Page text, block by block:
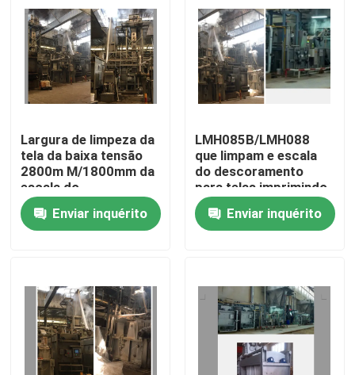
Sobre nós
Excursão da fábrica
Contacte-nos
notícia
máquina de revestimento do stenter
stenter do ajuste do calor
Largura de limpeza da
tela da baixa tensão
2800m M/1800mm da
escala do
descoramento da
corda de alta
velocidade
Enviar inquérito
LMH085B/LMH088
que limpam e escala
do descoramento
para telas imprimindo
tecidas
Enviar inquérito